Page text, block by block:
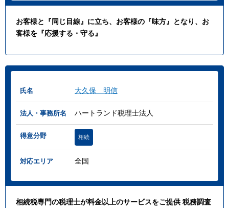
お客様と『同じ目線』に立ち、お客様の『味方』となり、お
客様を『応援する・守る』
氏名 大久保 明信
法人・事務所名 ハートランド税理士法人
得意分野 相続
対応エリア 全国
相続税専門の税理士が料金以上のサービスをご提供 税務調査